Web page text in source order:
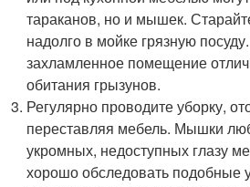
тараканов, но и мышек.
надолго в мойке грязную
захламленное помещение
обитания грызунов.
Регулярно проводите уборку,
переставляя мебель. Мышки
укромных, недоступных глазу
хорошо обследовать подобные